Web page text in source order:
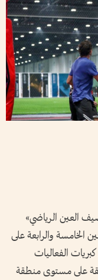
العين الرياضي»
الخامسة والرابعة على
الفعاليات
على مستوى منطقة